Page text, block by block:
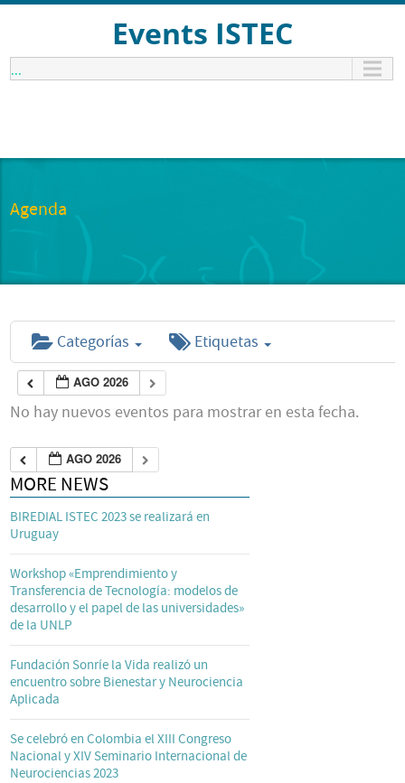
Events ISTEC
...
Agenda
Categorías Etiquetas
AGO 2026
No hay nuevos eventos para mostrar en esta fecha.
AGO 2026
MORE NEWS
BIREDIAL ISTEC 2023 se realizará en
Uruguay
Workshop «Emprendimiento y
Transferencia de Tecnología: modelos de
desarrollo y el papel de las universidades»
de la UNLP
Fundación Sonríe la Vida realizó un
encuentro sobre Bienestar y Neurociencia
Aplicada
Se celebró en Colombia el XIII Congreso
Nacional y XIV Seminario Internacional de
Neurociencias 2023